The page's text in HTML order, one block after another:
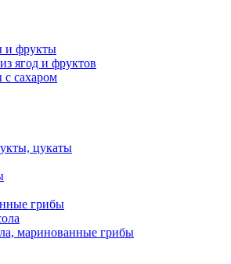
и фрукты
ягод и фруктов
сахаром
цукаты
грибы
маринованные грибы